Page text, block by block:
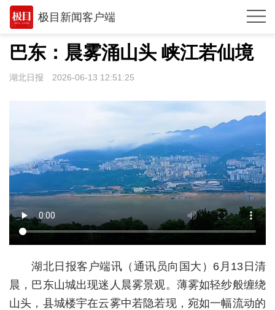
极目新闻客户端
推荐
体育
武汉
世相
环球
专题
极客圈
经济
巴东：晨雾涌山头 峡江若仙境
湖北日报 2026-06-13 12:51:25
湖北日报客户端讯（通讯员向国大） 6月13日清
晨，巴东山城出现迷人晨雾景观。薄雾如轻纱般缠绕
山头，县城楼宇在云雾中若隐若现，宛如一幅流动的